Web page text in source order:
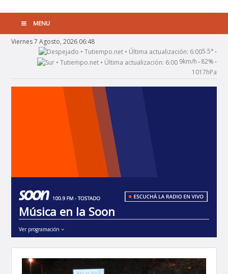
MENU
Viernes 7 Agosto, 2026 06:48
5.5° •
9km/h • 82% •
1017hPa
Música en la Soon
Ver programación